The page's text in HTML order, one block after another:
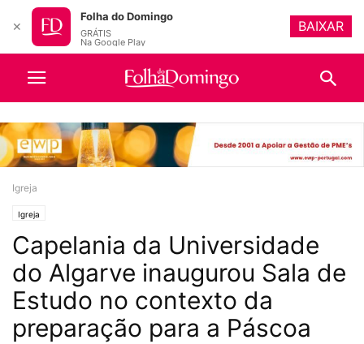
Igreja
Igreja
Capelania da Universidade
do Algarve inaugurou Sala de
Estudo no contexto da
preparação para a Páscoa
✕
Folha do Domingo
GRÁTIS
Na Google Play
BAIXAR